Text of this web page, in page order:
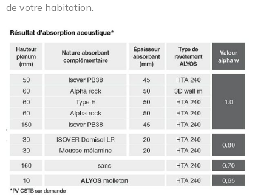
de votre habitation.